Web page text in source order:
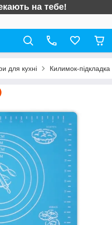
на тебе!
для кухні Килимок-